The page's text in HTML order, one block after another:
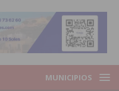
MUNICIPIOS